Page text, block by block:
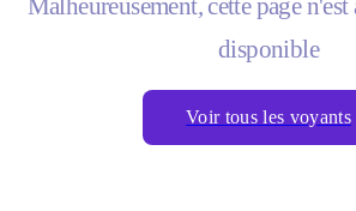
Malheureusement, cette page
disponible
Voir tous les voyants